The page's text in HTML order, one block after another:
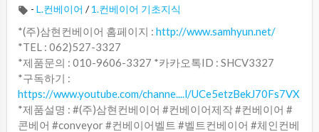
- L.컨베이어 /1.컨베이어 기초지식
*(주)삼현컨베이어 홈페이지 : http://www.samhyun.net/
*TEL : 062)527-3327
*제품문의 : 010-9606-3327 *카카오톡ID : SHCV3327
*구독하기 :
https://www.youtube.com/channe....l/UCe5etzBekJ70Fs7VX
*제품설명 : #(주)삼현컨베이어 #컨베이어제작 #컨베이어 #
콘베어 #conveyor #컨베이어벨트 #벨트컨베이어 #체인컨베